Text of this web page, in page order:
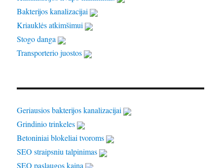
Bakterijos kanalizacijai
Kriauklės atkimšimui
Stogo danga
Transporterio juostos
Geriausios bakterijos kanalizacijai
Grindinio trinkeles
Betoniniai blokeliai tvoroms
SEO straipsniu talpinimas
SEO paslaugos kaina